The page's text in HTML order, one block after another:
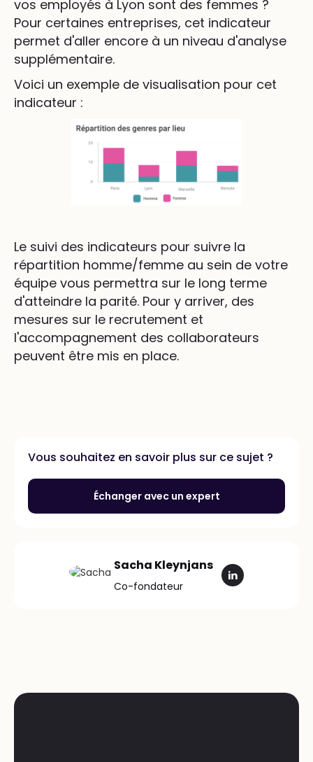
vos employés à Lyon sont des femmes ?
Pour certaines entreprises, cet indicateur
permet d'aller encore à un niveau d'analyse
supplémentaire.
Voici un exemple de visualisation pour cet
indicateur :
Le suivi des indicateurs pour suivre la
répartition homme/femme au sein de votre
équipe vous permettra sur le long terme
d'atteindre la parité. Pour y arriver, des
mesures sur le recrutement et
l'accompagnement des collaborateurs
peuvent être mis en place.
Vous souhaitez en savoir plus sur ce sujet ?
Échanger avec un expert
Sacha Kleynjans
Co-fondateur